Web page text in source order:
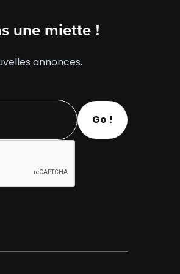
une miette !
annonces.